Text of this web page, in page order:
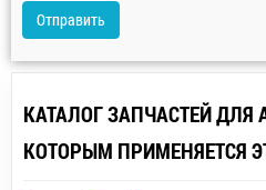
Отправить
КАТАЛОГ ЗАПЧАСТЕЙ ДЛЯ
КОТОРЫМ ПРИМЕНЯЕТСЯ